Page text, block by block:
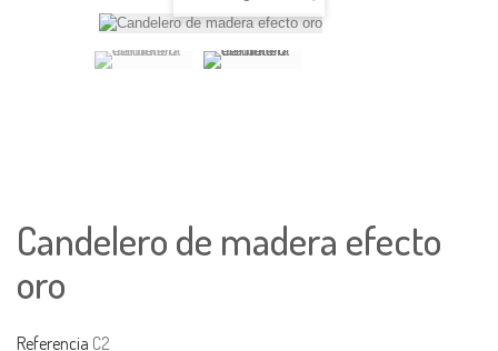
Candelero de madera efecto
oro
Referencia C2